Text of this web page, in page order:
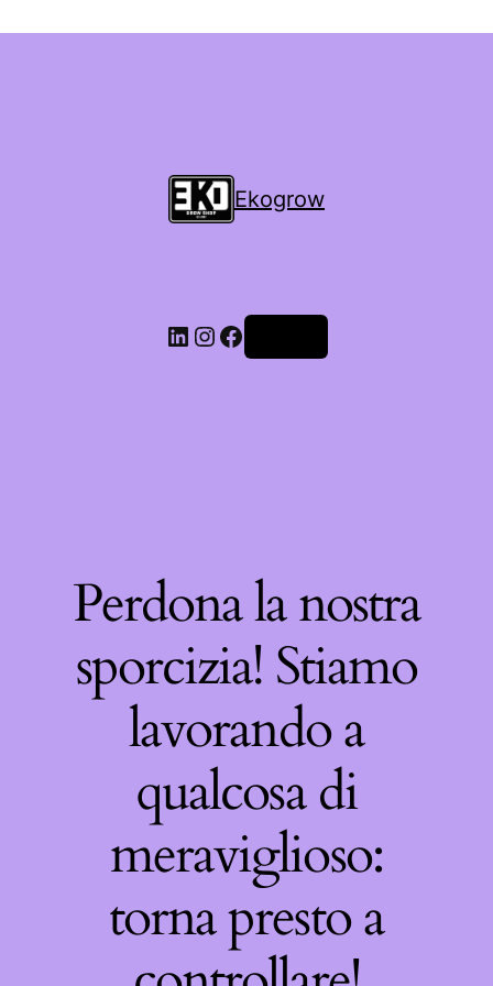
Ekogrow
Perdona la nostra
sporcizia! Stiamo
lavorando a
qualcosa di
meraviglioso:
torna presto a